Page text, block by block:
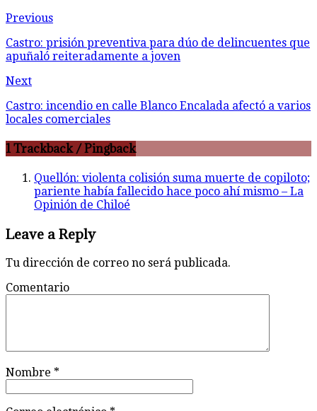
Previous
Castro: prisión preventiva para dúo de delincuentes que
apuñaló reiteradamente a joven
Next
Castro: incendio en calle Blanco Encalada afectó a varios
locales comerciales
1 Trackback / Pingback
Quellón: violenta colisión suma muerte de copiloto;
pariente había fallecido hace poco ahí mismo – La
Opinión de Chiloé
Leave a Reply
Tu dirección de correo no será publicada.
Comentario
Nombre *